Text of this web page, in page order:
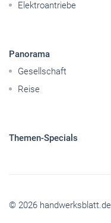
Elektroantriebe
Panorama
Gesellschaft
Reise
Themen-Specials
© 2026 handwerksblatt.de